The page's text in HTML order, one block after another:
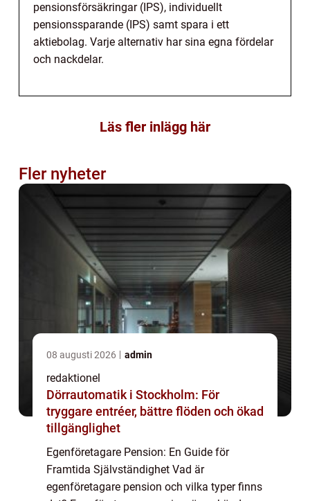
pensionsförsäkringar (IPS), individuellt
pensionssparande (IPS) samt spara i ett
aktiebolag. Varje alternativ har sina egna fördelar
och nackdelar.
Läs fler inlägg här
Fler nyheter
08 augusti 2026 admin
redaktionel
Dörrautomatik i Stockholm: För
tryggare entréer, bättre flöden och ökad
tillgänglighet
Egenföretagare Pension: En Guide för
Framtida Självständighet Vad är
egenföretagare pension och vilka typer finns